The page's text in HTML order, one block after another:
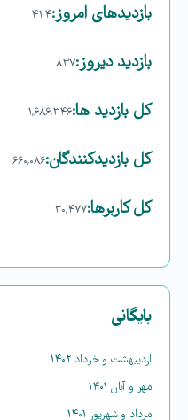
بازدیدهای امروز:۴۲۴
بازدید دیروز:۸۳۷
کل بازدید ها:۱,۶۸۶,۳۴۶
کل بازدیدکنند‌گان:۶۶۰,۰۸۶
کل کاربرها:۳۰,۴۷۷
بایگانی
اردیبهشت و خرداد ۱۴۰۲
مهر و آبان ۱۴۰۱
مرداد و شهریور ۱۴۰۱